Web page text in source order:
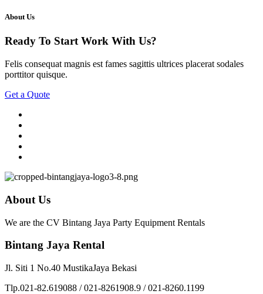
About Us
Ready To StartWork With Us?
Felis consequat magnis est fames sagittis ultrices placerat sodales
porttitor quisque.
Get a Quote
About Us
We are the CV Bintang Jaya Party Equipment Rentals
Bintang Jaya Rental
Jl. Siti 1 No.40 MustikaJaya Bekasi
Tlp.021-82.619088 / 021-8261908.9 / 021-8260.1199